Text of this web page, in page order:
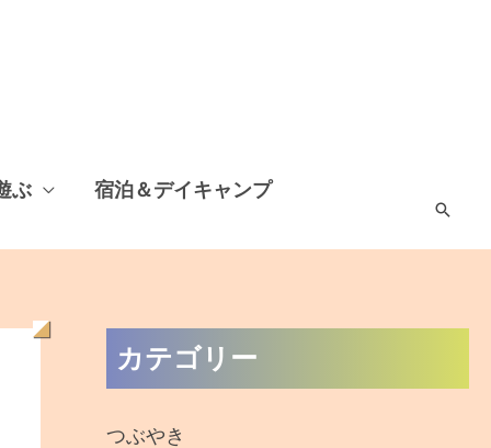
ぶ
宿泊＆デイキャンプ
検
カテゴリー
つぶやき
去
の